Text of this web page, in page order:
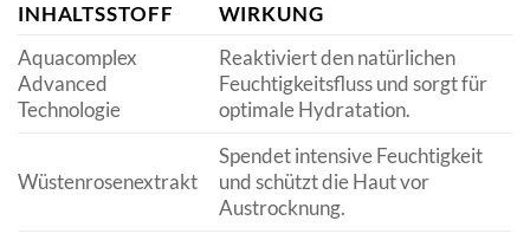
INHALTSSTOFF
WIRKUNG
Aquacomplex
Advanced
Technologie
Reaktiviert den natürlichen
Feuchtigkeitsfluss und sorgt für
optimale Hydratation.
Wüstenrosenextrakt
Spendet intensive Feuchtigkeit
und schützt die Haut vor
Austrocknung.